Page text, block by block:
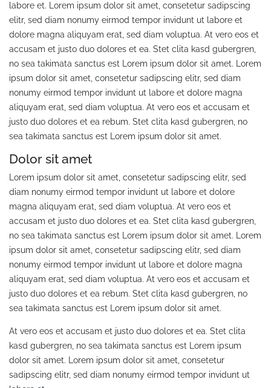
labore et. Lorem ipsum dolor sit amet, consetetur sadipscing
elitr, sed diam nonumy eirmod tempor invidunt ut labore et
dolore magna aliquyam erat, sed diam voluptua. At vero eos et
accusam et justo duo dolores et ea. Stet clita kasd gubergren,
no sea takimata sanctus est Lorem ipsum dolor sit amet. Lorem
ipsum dolor sit amet, consetetur sadipscing elitr, sed diam
nonumy eirmod tempor invidunt ut labore et dolore magna
aliquyam erat, sed diam voluptua. At vero eos et accusam et
justo duo dolores et ea rebum. Stet clita kasd gubergren, no
sea takimata sanctus est Lorem ipsum dolor sit amet.
Dolor sit amet
Lorem ipsum dolor sit amet, consetetur sadipscing elitr, sed
diam nonumy eirmod tempor invidunt ut labore et dolore
magna aliquyam erat, sed diam voluptua. At vero eos et
accusam et justo duo dolores et ea. Stet clita kasd gubergren,
no sea takimata sanctus est Lorem ipsum dolor sit amet. Lorem
ipsum dolor sit amet, consetetur sadipscing elitr, sed diam
nonumy eirmod tempor invidunt ut labore et dolore magna
aliquyam erat, sed diam voluptua. At vero eos et accusam et
justo duo dolores et ea rebum. Stet clita kasd gubergren, no
sea takimata sanctus est Lorem ipsum dolor sit amet.
At vero eos et accusam et justo duo dolores et ea. Stet clita
kasd gubergren, no sea takimata sanctus est Lorem ipsum
dolor sit amet. Lorem ipsum dolor sit amet, consetetur
sadipscing elitr, sed diam nonumy eirmod tempor invidunt ut